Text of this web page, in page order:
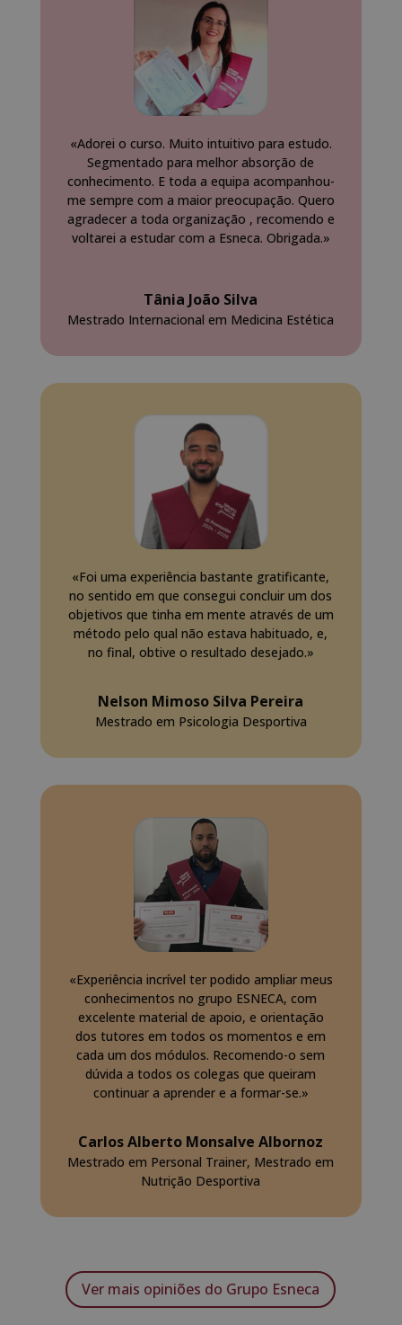
«Adorei o curso. Muito intuitivo para estudo.
Segmentado para melhor absorção de
conhecimento. E toda a equipa acompanhou-
me sempre com a maior preocupação. Quero
agradecer a toda organização , recomendo e
voltarei a estudar com a Esneca. Obrigada.»
Tânia João Silva
Mestrado Internacional em Medicina Estética
«Foi uma experiência bastante gratificante,
no sentido em que consegui concluir um dos
objetivos que tinha em mente através de um
método pelo qual não estava habituado, e,
no final, obtive o resultado desejado.»
Nelson Mimoso Silva Pereira
Mestrado em Psicologia Desportiva
«Experiência incrível ter podido ampliar meus
conhecimentos no grupo ESNECA, com
excelente material de apoio, e orientação
dos tutores em todos os momentos e em
cada um dos módulos. Recomendo-o sem
dúvida a todos os colegas que queiram
continuar a aprender e a formar-se.»
Carlos Alberto Monsalve Albornoz
Mestrado em Personal Trainer, Mestrado em
Nutrição Desportiva
Ver mais opiniões do Grupo Esneca